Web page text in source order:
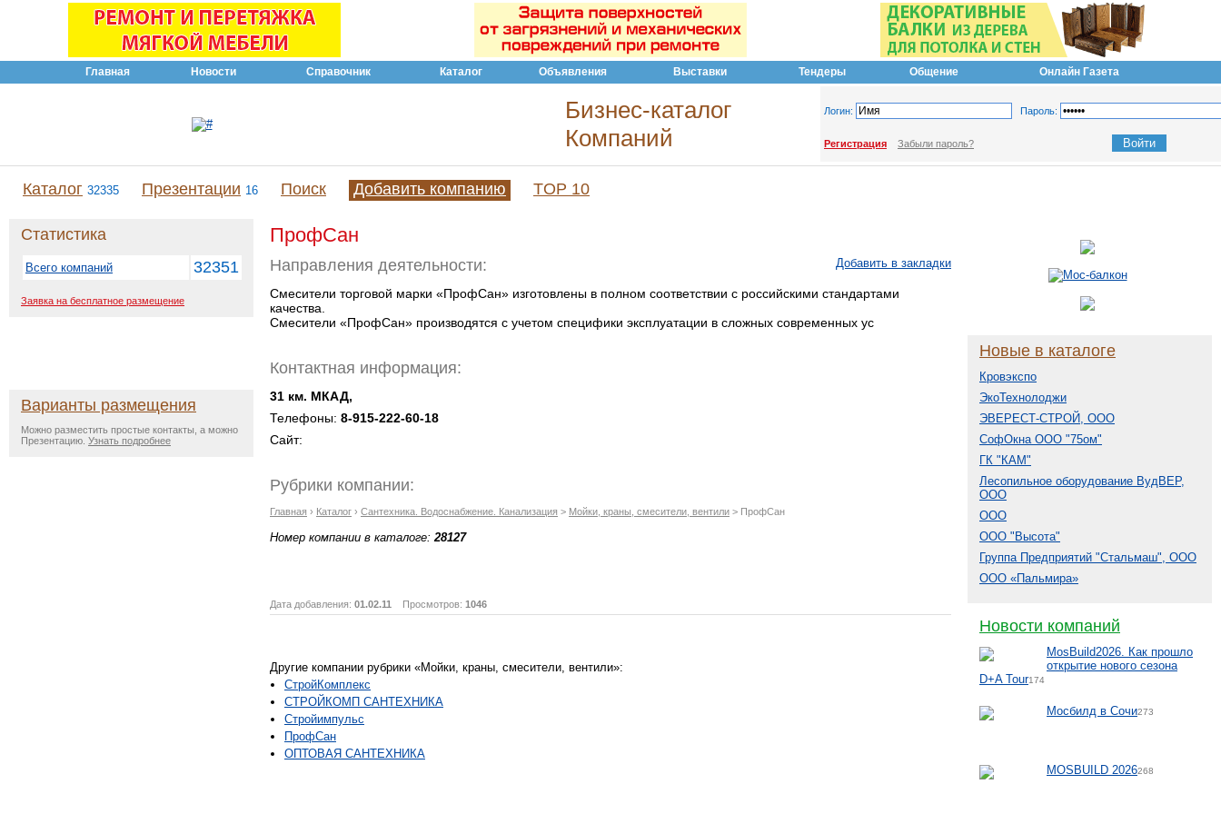
Главная Новости Справочник Каталог Объявления Выставки Тендеры Общение Онлайн Газета
Бизнес-каталог
Компаний
Логин: Пароль:
Регистрация Забыли пароль?
Каталог 32335 Презентации 16 Поиск Добавить компанию TOP 10
Статистика
Всего компаний 32351
Заявка на бесплатное размещение
Варианты размещения
Можно разместить простые контакты, а можно
Презентацию. Узнать подробнее
ПрофCан
Добавить в закладки
Направления деятельности:
Смесители торговой марки «ПрофСан» изготовлены в полном соответствии с российскими стандартами
качества.
Смесители «ПрофСан» производятся с учетом специфики эксплуатации в сложных современных ус
Контактная информация:
31 км. МКАД,
Телефоны: 8-915-222-60-18
Сайт:
Рубрики компании:
Главная › Каталог › Сантехника. Водоснабжение. Канализация > Мойки, краны, смесители, вентили > ПрофCан
Номер компании в каталоге:28127
Дата добавления: 01.02.11 Просмотров: 1046
Другие компании рубрики «Мойки, краны, смесители, вентили»:
СтройКомплекс
СТРОЙКОМП САНТЕХНИКА
Стройимпульс
ПрофCан
ОПТОВАЯ САНТЕХНИКА
Новые в каталоге
Кровэкспо
ЭкоТехнолоджи
ЭВЕРЕСТ-СТРОЙ, ООО
СофОкна ООО "75ом"
ГК "КАМ"
Лесопильное оборудование ВудВЕР,
ООО
ООО
ООО "Высота"
Группа Предприятий "Стальмаш", ООО
ООО «Пальмира»
Новости компаний
MosBuild2026. Как прошло
открытие нового сезона
D+A Tour174
Мосбилд в Сочи273
MOSBUILD 2026268